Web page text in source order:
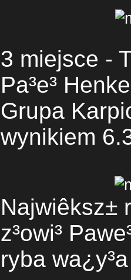
3 miejsce -
Pa³e³
Grupa
wynikiem
Najwiêksz±
z³owi³
ryba